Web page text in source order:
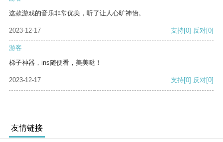
这款游戏的音乐非常优美，听了让人心旷神怡。
2023-12-17 支持[0] 反对[0]
游客
梯子神器，ins随便看，美美哒！
2023-12-17 支持[0] 反对[0]
友情链接